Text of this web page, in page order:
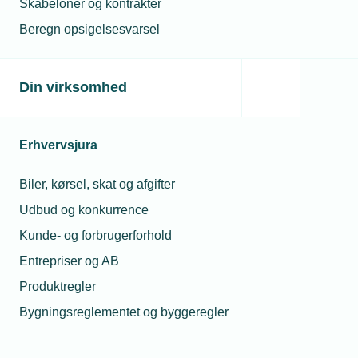
Skabeloner og kontrakter
Beregn opsigelsesvarsel
Din virksomhed
Erhvervsjura
Biler, kørsel, skat og afgifter
Udbud og konkurrence
Kunde- og forbrugerforhold
Entrepriser og AB
Produktregler
Bygningsreglementet og byggeregler
medarbejdere, aflønning m.v.
Effektiv arbejdstilrettelæggelse - hvordan og
Tillidsrepræsentanter
Alle som har behov for at kunne navigere i
overenskomsten - bogholder, virksomhedsejer,
personaleansvarlig m.v.